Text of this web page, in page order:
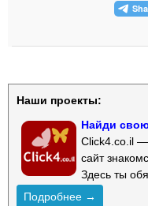
Наши проекты:
Найди
Click4.co.il
сайт
Здесь ты
Подробнее →